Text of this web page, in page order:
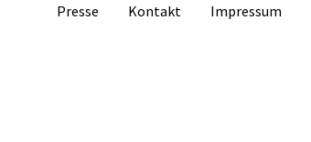
Presse Kontakt Impressum